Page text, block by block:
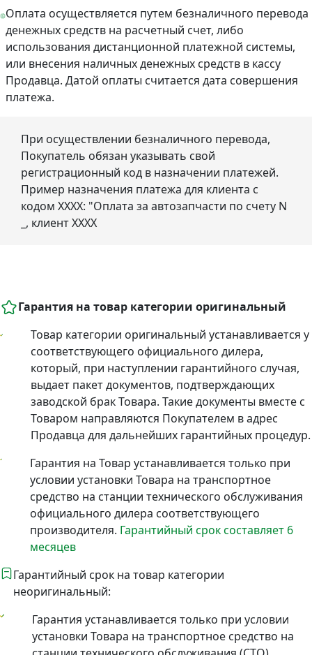
Оплата осуществляется путем безналичного перевода
денежных средств на расчетный счет, либо
использования дистанционной платежной системы,
или внесения наличных денежных средств в кассу
Продавца. Датой оплаты считается дата совершения
платежа.
При осуществлении безналичного перевода,
Покупатель обязан указывать свой
регистрационный код в назначении платежей.
Пример назначения платежа для клиента с
кодом ХХХХ: "Оплата за автозапчасти по счету N
_, клиент ХХХХ
Гарантия на товар категории оригинальный
Товар категории оригинальный устанавливается у
соответствующего официального дилера,
который, при наступлении гарантийного случая,
выдает пакет документов, подтверждающих
заводской брак Товара. Такие документы вместе с
Товаром направляются Покупателем в адрес
Продавца для дальнейших гарантийных процедур.
Гарантия на Товар устанавливается только при
условии установки Товара на транспортное
средство на станции технического обслуживания
официального дилера соответствующего
производителя. Гарантийный срок составляет 6
месяцев
Гарантийный срок на товар категории
неоригинальный:
Гарантия устанавливается только при условии
установки Товара на транспортное средство на